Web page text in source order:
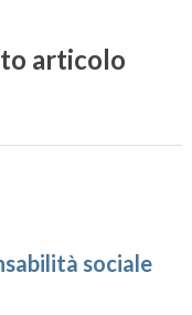
articolo
sociale